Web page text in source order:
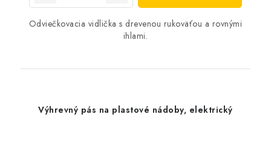
Odviečkovacia vidlička s drevenou rukoväťou a rovnými
ihlami.
Výhrevný pás na plastové nádoby, elektrický